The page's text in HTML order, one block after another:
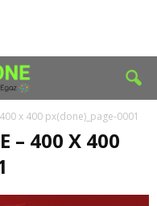
x 400 px(done)_page-0001
– 400 X 400